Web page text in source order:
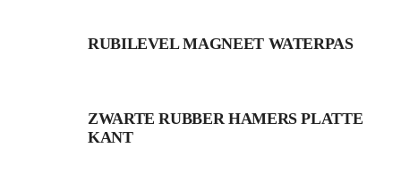
RUBILEVEL MAGNEET WATERPAS
ZWARTE RUBBER HAMERS PLATTE
KANT